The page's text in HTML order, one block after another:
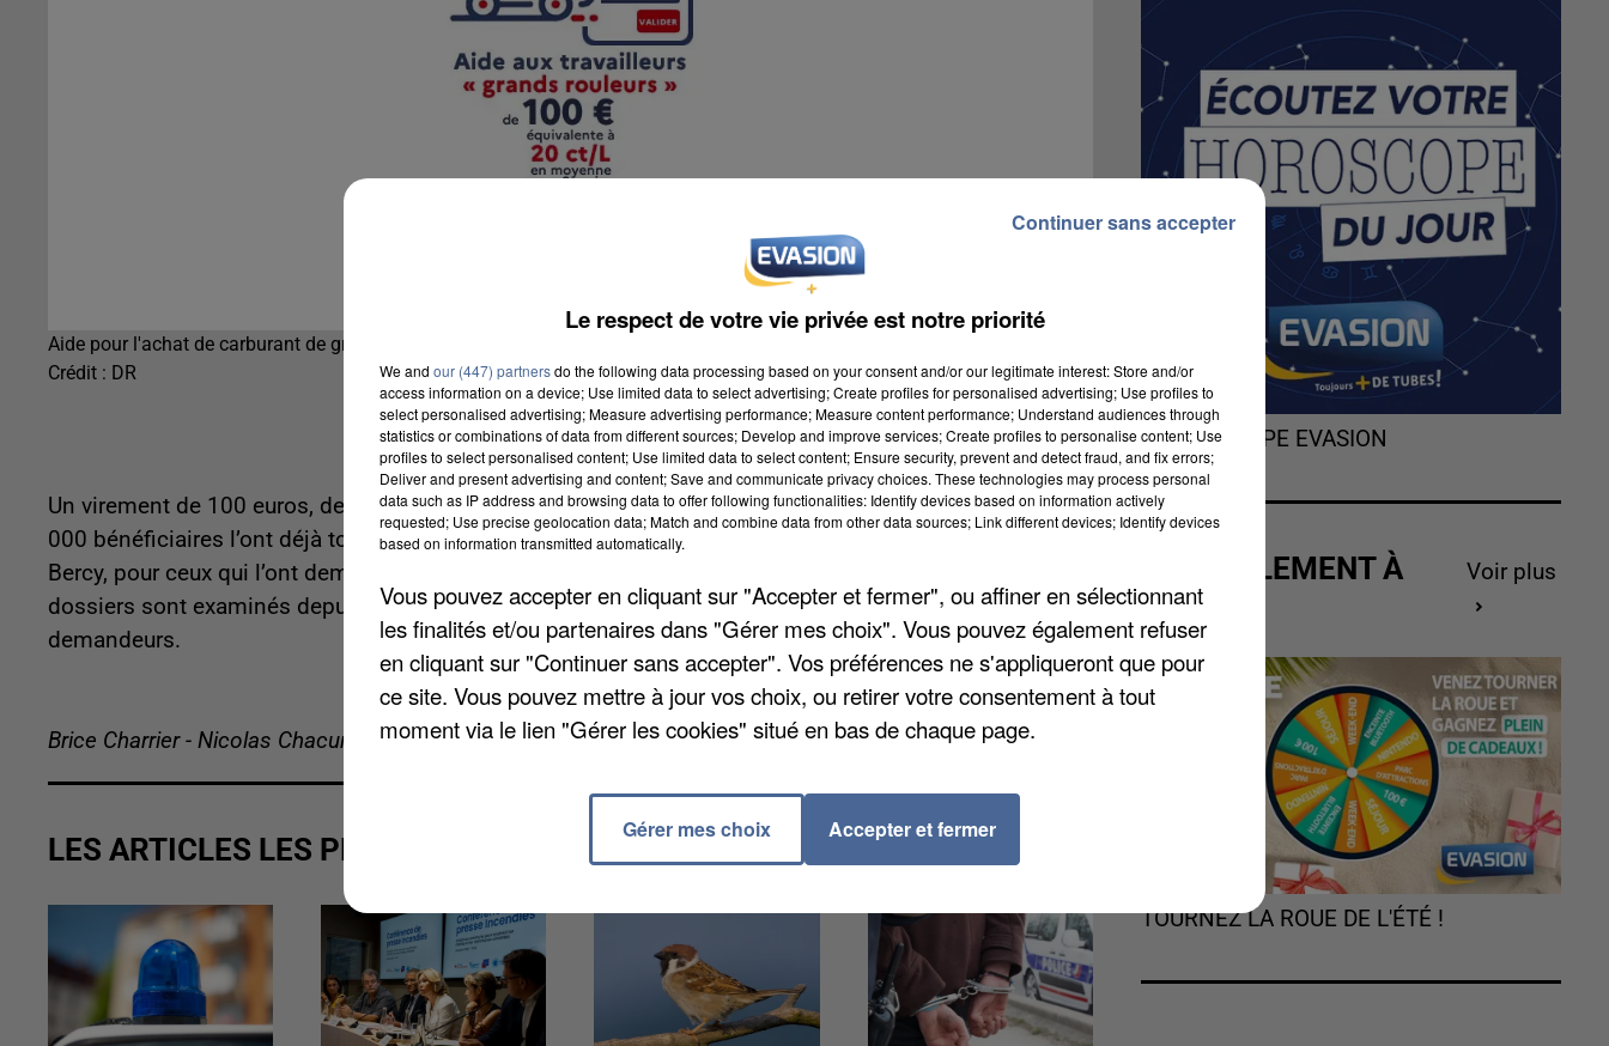
Aide pour l'achat de carburant de grands rouleurs
Crédit : DR
Un virement de 100 euros, destiné aux plus modestes qui utilisent leur voiture pour aller travailler. 670
000 bénéficiaires l’ont déjà touché et 110 000 virements supplémentaires ont été déclenchés par
Bercy, pour ceux qui l’ont demandé un peu après l’ouverture du guichet numérique. De nouveaux
dossiers sont examinés depuis quelques jours par l’administration qui vérifie l’éligibilité fiscale des
demandeurs.
Brice Charrier - Nicolas Chacun
LES ARTICLES LES PLUS VUS
L'HOROSCOPE EVASION
ACTUELLEMENT À
GAGNER
Voir plus
TOURNEZ LA ROUE DE L'ÉTÉ !
Le respect de votre vie privée est notre priorité
We and our (447) partnersdo the following data processing based on your consent and/or our legitimate interest: Store and/or
access information on a device; Use limited data to select advertising; Create profiles for personalised advertising; Use profiles to
select personalised advertising; Measure advertising performance; Measure content performance; Understand audiences through
statistics or combinations of data from different sources; Develop and improve services; Create profiles to personalise content; Use
profiles to select personalised content; Use limited data to select content; Ensure security, prevent and detect fraud, and fix errors;
Deliver and present advertising and content; Save and communicate privacy choices. These technologies may process personal
data such as IP address and browsing data to offer following functionalities: Identify devices based on information actively
requested; Use precise geolocation data; Match and combine data from other data sources; Link different devices; Identify devices
based on information transmitted automatically.
Vous pouvez accepter en cliquant sur "Accepter et fermer", ou affiner en sélectionnant
les finalités et/ou partenaires dans "Gérer mes choix". Vous pouvez également refuser
en cliquant sur "Continuer sans accepter". Vos préférences ne s'appliqueront que pour
ce site. Vous pouvez mettre à jour vos choix, ou retirer votre consentement à tout
moment via le lien "Gérer les cookies" situé en bas de chaque page.
Gérer mes choix Accepter et fermer
Continuer sans accepter